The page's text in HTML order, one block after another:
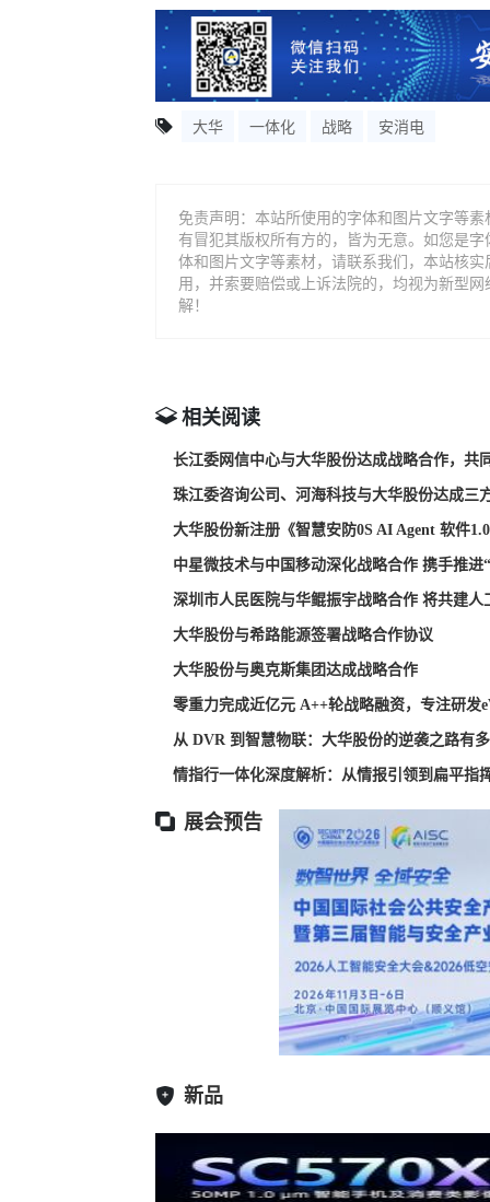
大华 一体化 战略 安消电
免责声明：本站所使用的字体和图片文字等
有冒犯其版权所有方的，皆为无意。如您是
体和图片文字等素材，请联系我们，本站核
用，并索要赔偿或上诉法院的，均视为新型
解！
相关阅读
长江委网信中心与大华股份达成战略合作，共
珠江委咨询公司、河海科技与大华股份达成三
大华股份新注册《智慧安防0S AI Agent 软件
中星微技术与中国移动深化战略合作 携手推进
深圳市人民医院与华鲲振宇战略合作 将共建人
大华股份与希路能源签署战略合作协议
大华股份与奥克斯集团达成战略合作
零重力完成近亿元 A++轮战略融资，专注研发
从 DVR 到智慧物联：大华股份的逆袭之路有
情指行一体化深度解析：从情报引领到扁平指
展会预告
新品